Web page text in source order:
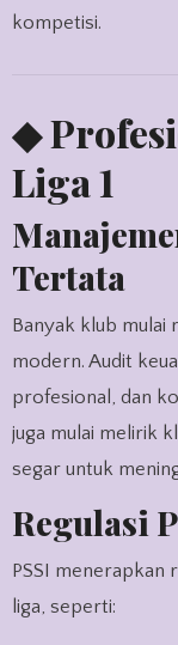
kompetisi.
◆
Liga 1
Tertata
Banyak klub mulai
modern. Audit
profesional, dan
juga mulai melirik
segar untuk
Regulasi
PSSI menerapkan
liga, seperti: